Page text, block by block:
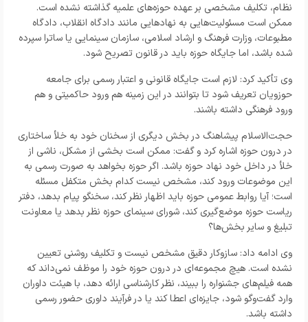
نظام، تکلیف مشخصی بر عهده حوزه‌های علمیه گذاشته نشده است.
ممکن است مسئولیت‌هایی به نهادهایی مانند دادگاه انقلاب، دادگاه
مطبوعات، وزارت فرهنگ و ارشاد اسلامی، سازمان سینمایی یا ساترا سپرده
شده باشد، اما جایگاه حوزه باید در قانون تصریح شود.
وی تأکید کرد: لازم است جایگاه قانونی و اعتبار رسمی برای جامعه
حوزویان تعریف شود تا بتوانند در این زمینه هم ورود حاکمیتی و هم
ورود فرهنگی داشته باشند.
حجت‌الاسلام پیشاهنگ در بخش دیگری از سخنان خود به خلأ ساختاری
در درون حوزه اشاره کرد و گفت: ممکن است بخشی از مشکل، ناشی از
خلأ در داخل خود نهاد حوزه باشد. اگر حوزه بخواهد به صورت رسمی به
این موضوعات ورود کند، مشخص نیست کدام بخش متکفل مسئله
است؛ آیا روابط عمومی حوزه باید اظهار نظر کند، سخنگو پیام بدهد، دفتر
ریاست حوزه موضع‌گیری کند، شورای سینمای حوزه نظر بدهد یا معاونت
تبلیغ و سایر بخش‌ها؟
وی ادامه داد: سازوکار دقیق مشخص نیست و تکلیف روشنی تعیین
نشده است. هیچ مجموعه‌ای در درون حوزه خود را موظف نمی‌داند که
همه فیلم‌های جشنواره را ببیند، نظر کارشناسی ارائه دهد، با هیئت داوران
وارد گفت‌وگو شود، جایزه‌ای اعطا کند یا در فرآیند داوری حضور رسمی
داشته باشد.